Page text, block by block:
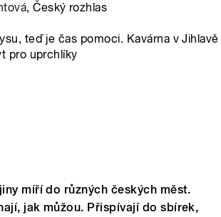
, Český rozhlas
teď je čas pomoci. Kavárna v Jihlavě
pro uprchlíky
míří do různých českých měst.
jak můžou. Přispívají do sbírek,